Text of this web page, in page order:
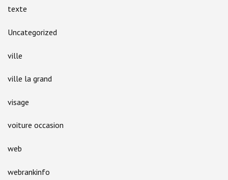
texte
Uncategorized
ville
ville la grand
visage
voiture occasion
web
webrankinfo